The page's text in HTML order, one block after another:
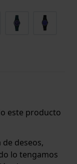
este producto
deseos,
lo tengamos